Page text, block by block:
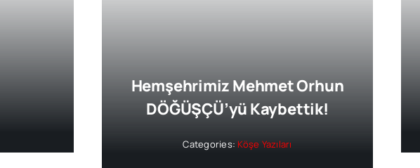
Hemşehrimiz Mehmet Orhun
DÖĞÜŞÇÜ’yü Kaybettik!
Categories: Köşe Yazıları